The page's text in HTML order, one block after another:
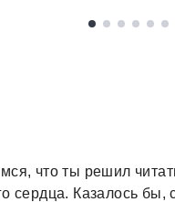
что ты решил
сердца. Казалось